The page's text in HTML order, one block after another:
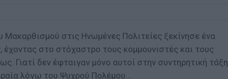
Μακαρθισμού στις Ηνωμένες Πολιτείες ξεκίνησε ένα
έχοντας στο στόχαστρο τους κομμουνιστές και τους
Γιατί δεν έφταιγαν μόνο αυτοί στην συντηρητική τάξη
λόγω του Ψυχρού Πολέμου...